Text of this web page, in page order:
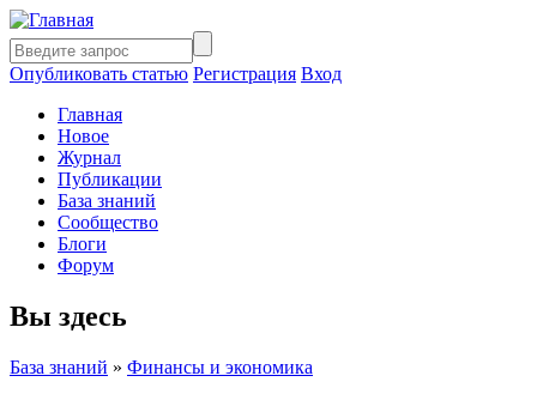
Опубликовать статью Регистрация Вход
Главная
Новое
Журнал
Публикации
База знаний
Сообщество
Блоги
Форум
Вы здесь
База знаний » Финансы и экономика